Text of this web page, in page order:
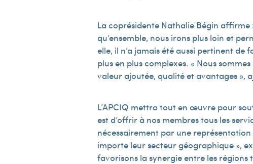
La coprésidente Nathalie Bégin
qu’ensemble, nous irons plus loin et
elle, il n’a jamais été aussi pertinent
plus en plus complexes. « Nous
valeur ajoutée, qualité et avantages »,
L’APCIQ mettra tout en œuvre pour
est d’offrir à nos membres tous les
nécessairement par une
importe leur secteur géographique »,
favorisons la synergie entre les